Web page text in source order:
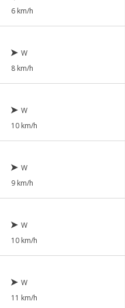
6 km/h
W
8 km/h
W
10 km/h
W
9 km/h
W
10 km/h
W
11 km/h